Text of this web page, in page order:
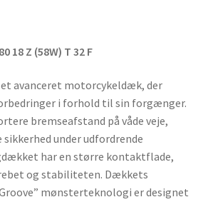
18 Z (58W) T 32 F
avanceret motorcykeldæk, der
i forhold til sin forgænger.
bremseafstand på våde veje,
under udfordrende
har en større kontaktflade,
og stabiliteten. Dækkets
mønsterteknologi er designet